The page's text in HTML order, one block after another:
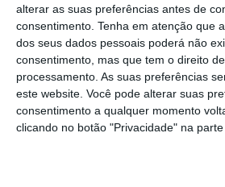
alterar as suas preferências antes de
consentimento. Tenha em atenção que
dos seus dados pessoais poderá não
consentimento, mas que tem o direito
processamento. As suas preferências
este website. Você pode alterar suas
consentimento a qualquer momento
clicando no botão "Privacidade" na
sábado, 3 de maio, no
Golegã.
A entrega das medalhas e
campeão teve lugar após o
última jornada da 2.ª Fase